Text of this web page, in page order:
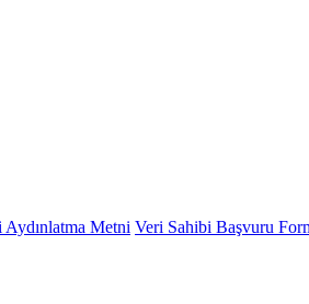
Aydınlatma Metni Veri Sahibi Başvuru